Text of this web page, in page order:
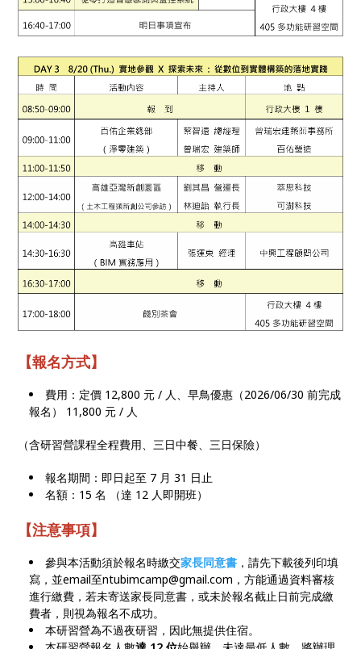
【報名方式】
費用：定價 12,800 元 / 人、早鳥優惠（2026/06/30 前完成
報名） 11,800 元 / 人
（含研習營課程全程費用、三日中餐、三日保險）
報名期間：即日起至 7 月 31 日止
名額：15 名 （達 12 人即開班）
【注意事項】
參與本活動須於報名時繳交家長同意書 ，請先下載後列印填
寫，並email至ntubimcamp@gmail.com，方能通過資料審核
進行繳費，若未寄送家長同意書，或未於報名截止日前完成繳
費者，則視為報名不成功。
本研習營為不過夜研習，因此無提供住宿。